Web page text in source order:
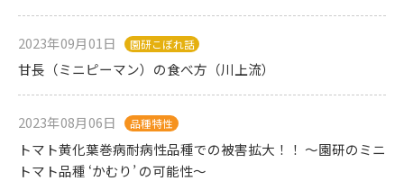
2023年09月01日 園研こぼれ話
甘長（ミニピーマン）の食べ方（川上流）
2023年08月06日 品種特性
トマト黄化葉巻病耐病性品種での被害拡大！！ 〜園研のミニ
トマト品種 ‘かむり’ の可能性〜